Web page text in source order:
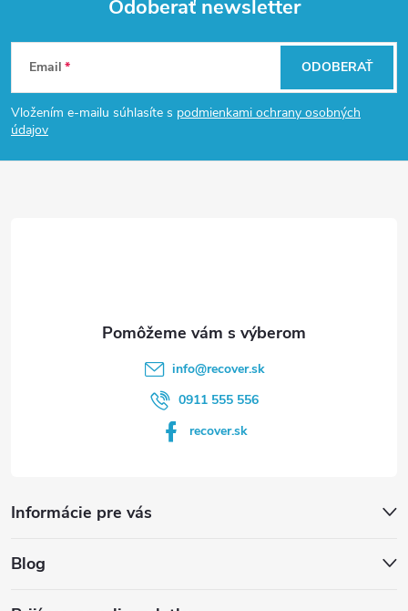
Z
á
p
Odoberať newsletter
Email
Vložením e-mailu súhlasíte s podmienkami ochrany osobných
údajov
ODOBERAŤ
info@recover.sk
0911 555 556
recover.sk
Informácie pre vás
Blog